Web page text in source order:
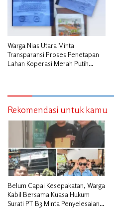
Warga Nias Utara Minta
Transparansi Proses Penetapan
Lahan Koperasi Merah Putih
Rekomendasi untuk kamu
Belum Capai Kesepakatan, Warga
Kabil Bersama Kuasa Hukum
Surati PT B3 Minta Penyelesaian